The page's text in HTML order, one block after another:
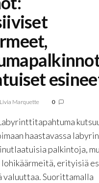
Livia Marquette 0
haastavassa
palkintoja,
erityisiä
valuuttaa. Suorittamalla